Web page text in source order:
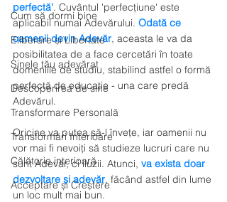
Cum să dormi bine
Eliberare și Libertate
Sinele tău adevărat
Descoperirea de sine
Transformare Personală
Transformări Interioare
Călătorie interioară
Acceptare și Creștere
perfectă'. Cuvântul 'perfecțiune' este
aplicabil numai Adevărului. Odată ce
oamenii devin Adevăr, aceasta le va da
posibilitatea de a face cercetări în toate
domeniile de studiu, stabilind astfel o formă
perfectă de educație - una care predă
Adevărul.
Oricine va putea să-l învețe, iar oamenii nu
vor mai fi nevoiți să studieze lucruri care nu
sunt Adevăr, ci iluzii. Atunci, va exista doar
dezvoltare și adevăr, făcând astfel din lume
un loc mult mai bun.